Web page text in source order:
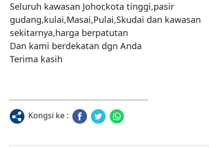
Seluruh kawasan Johor,kota tinggi,pasir
gudang,kulai,Masai,Pulai,Skudai dan kawasan
sekitarnya,harga berpatutan
Dan kami berdekatan dgn Anda
Kongsi ke :